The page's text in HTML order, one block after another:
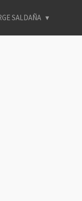
SALDAÑA